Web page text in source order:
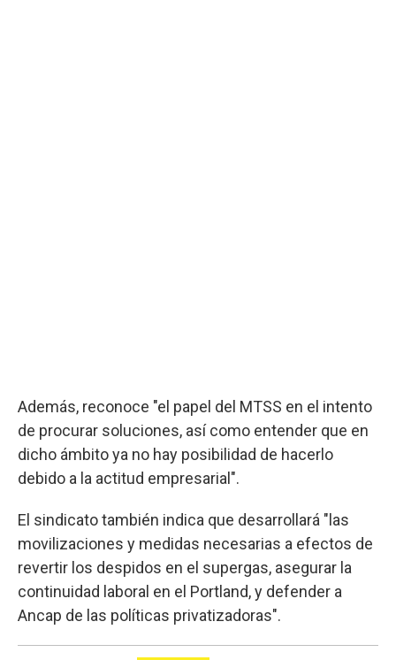
Además, reconoce "el papel del MTSS en el intento
de procurar soluciones, así como entender que en
dicho ámbito ya no hay posibilidad de hacerlo
debido a la actitud empresarial".
El sindicato también indica que desarrollará "las
movilizaciones y medidas necesarias a efectos de
revertir los despidos en el supergas, asegurar la
continuidad laboral en el Portland, y defender a
Ancap de las políticas privatizadoras".